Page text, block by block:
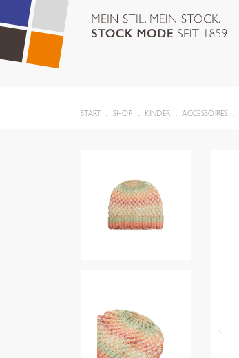
START SHOP KINDER ACCESSOIRES